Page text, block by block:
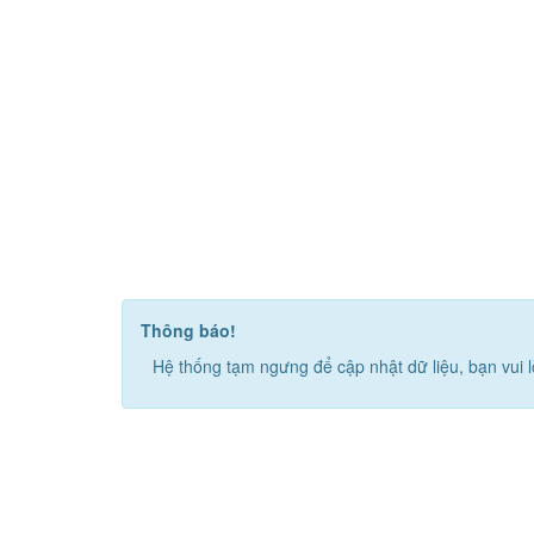
Thông báo!
Hệ thống tạm ngưng để cập nhật dữ liệu, bạn vui